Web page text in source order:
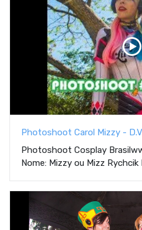
Photoshoot Carol Mizzy -
Photoshoot Cosplay
Nome: Mizzy ou Mizz